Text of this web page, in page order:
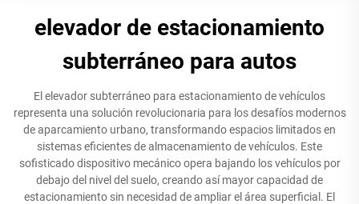
elevador de estacionamiento
subterráneo para autos
El elevador subterráneo para estacionamiento de vehículos
representa una solución revolucionaria para los desafíos modernos
de aparcamiento urbano, transformando espacios limitados en
sistemas eficientes de almacenamiento de vehículos. Este
sofisticado dispositivo mecánico opera bajando los vehículos por
debajo del nivel del suelo, creando así mayor capacidad de
estacionamiento sin necesidad de ampliar el área superficial. El